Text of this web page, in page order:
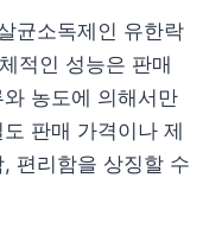
균소독제인 유한락
적인 성능은 판매
농도에 의해서만
판매 가격이나 제
편리함을 상징할 수